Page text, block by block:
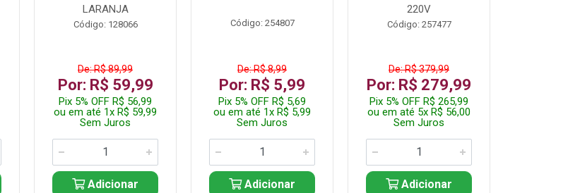
LARANJA
Código: 128066
De: R$ 89,99
Por: R$ 59,99
Pix 5% OFF R$ 56,99
ou em até 1x R$ 59,99
Sem Juros
Adicionar
Código: 254807
De: R$ 8,99
Por: R$ 5,99
Pix 5% OFF R$ 5,69
ou em até 1x R$ 5,99
Sem Juros
Adicionar
220V
Código: 257477
De: R$ 379,99
Por: R$ 279,99
Pix 5% OFF R$ 265,99
ou em até 5x R$ 56,00
Sem Juros
Adicionar